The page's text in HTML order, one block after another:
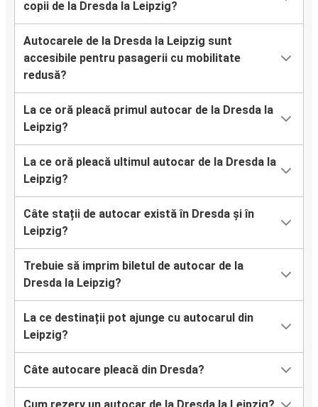
copii de la Dresda la Leipzig?
Autocarele de la Dresda la Leipzig sunt
accesibile pentru pasagerii cu mobilitate
redusă?
La ce oră pleacă primul autocar de la Dresda la
Leipzig?
La ce oră pleacă ultimul autocar de la Dresda la
Leipzig?
Câte stații de autocar există în Dresda și în
Leipzig?
Trebuie să imprim biletul de autocar de la
Dresda la Leipzig?
La ce destinații pot ajunge cu autocarul din
Leipzig?
Câte autocare pleacă din Dresda?